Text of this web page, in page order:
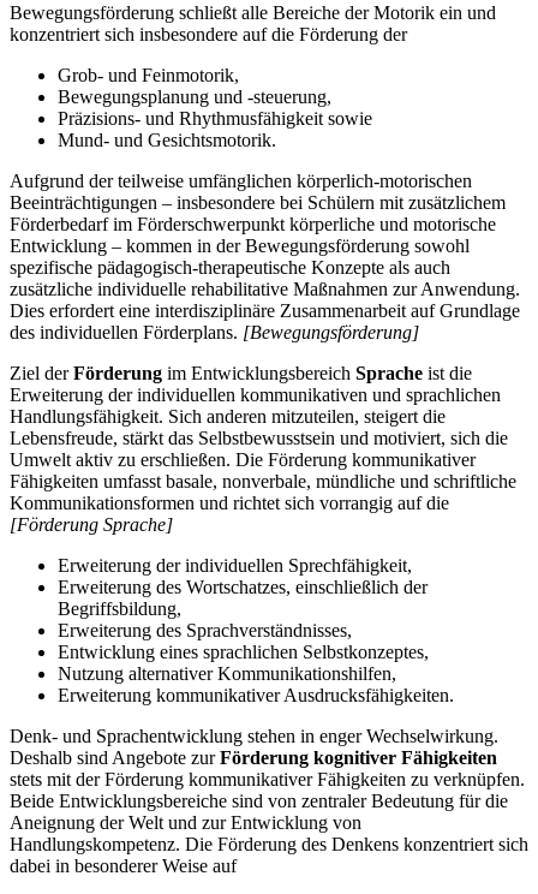
Bewegungsförderung schließt alle Bereiche der Motorik ein und
konzentriert sich insbesondere auf die Förderung der
Grob- und Feinmotorik,
Bewegungsplanung und -steuerung,
Präzisions- und Rhythmusfähigkeit sowie
Mund- und Gesichtsmotorik.
Aufgrund der teilweise umfänglichen körperlich-motorischen
Beeinträchtigungen – insbesondere bei Schülern mit zusätzlichem
Förderbedarf im Förderschwerpunkt körperliche und motorische
Entwicklung – kommen in der Bewegungsförderung sowohl
spezifische pädagogisch-therapeutische Konzepte als auch
zusätzliche individuelle rehabilitative Maßnahmen zur Anwendung.
Dies erfordert eine interdisziplinäre Zusammenarbeit auf Grundlage
des individuellen Förderplans. [Bewegungsförderung]
Ziel derFörderung im Entwicklungsbereich Sprache ist die
Erweiterung der individuellen kommunikativen und sprachlichen
Handlungsfähigkeit. Sich anderen mitzuteilen, steigert die
Lebensfreude, stärkt das Selbstbewusstsein und motiviert, sich die
Umwelt aktiv zu erschließen. Die Förderung kommunikativer
Fähigkeiten umfasst basale, nonverbale, mündliche und schriftliche
Kommunikationsformen und richtet sich vorrangig auf die
[Förderung Sprache]
Erweiterung der individuellen Sprechfähigkeit,
Erweiterung des Wortschatzes, einschließlich der
Begriffsbildung,
Erweiterung des Sprachverständnisses,
Entwicklung eines sprachlichen Selbstkonzeptes,
Nutzung alternativer Kommunikationshilfen,
Erweiterung kommunikativer Ausdrucksfähigkeiten.
Denk- und Sprachentwicklung stehen in enger Wechselwirkung.
Deshalb sind Angebote zurFörderung kognitiver Fähigkeiten
stets mit der Förderung kommunikativer Fähigkeiten zu verknüpfen.
Beide Entwicklungsbereiche sind von zentraler Bedeutung für die
Aneignung der Welt und zur Entwicklung von
Handlungskompetenz. Die Förderung des Denkens konzentriert sich
dabei in besonderer Weise auf